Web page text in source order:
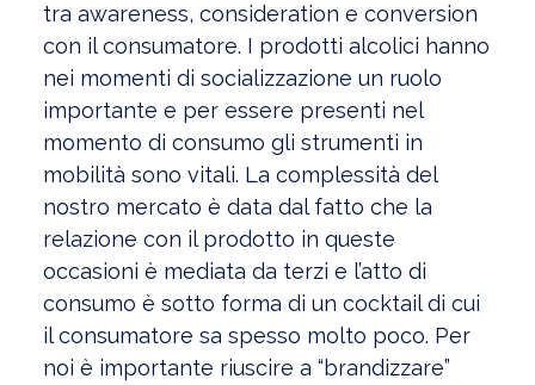
tra awareness, consideration e conversion
con il consumatore. I prodotti alcolici hanno
nei momenti di socializzazione un ruolo
importante e per essere presenti nel
momento di consumo gli strumenti in
mobilità sono vitali. La complessità del
nostro mercato è data dal fatto che la
relazione con il prodotto in queste
occasioni è mediata da terzi e l’atto di
consumo è sotto forma di un cocktail di cui
il consumatore sa spesso molto poco. Per
noi è importante riuscire a “brandizzare”